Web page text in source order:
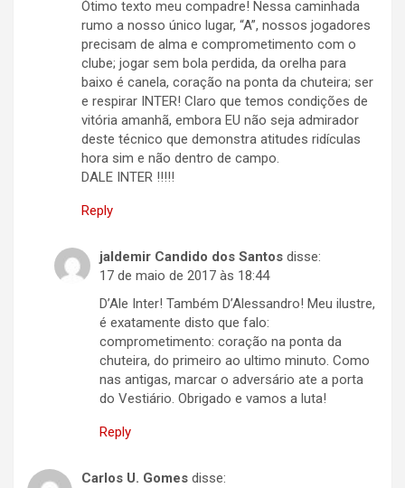
Ótimo texto meu compadre! Nessa caminhada
rumo a nosso único lugar, “A”, nossos jogadores
precisam de alma e comprometimento com o
clube; jogar sem bola perdida, da orelha para
baixo é canela, coração na ponta da chuteira; ser
e respirar INTER! Claro que temos condições de
vitória amanhã, embora EU não seja admirador
deste técnico que demonstra atitudes ridículas
hora sim e não dentro de campo.
DALE INTER !!!!!
Reply
jaldemir Candido dos Santos disse:
17 de maio de 2017 às 18:44
D’Ale Inter! Também D’Alessandro! Meu ilustre,
é exatamente disto que falo:
comprometimento: coração na ponta da
chuteira, do primeiro ao ultimo minuto. Como
nas antigas, marcar o adversário ate a porta
do Vestiário. Obrigado e vamos a luta!
Reply
Carlos U. Gomes disse: